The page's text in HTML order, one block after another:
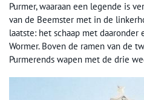
Purmer, waaraan een legende is
van de Beemster met in de
laatste: het schaap met daaronder
Wormer. Boven de ramen van de
Purmerends wapen met de drie